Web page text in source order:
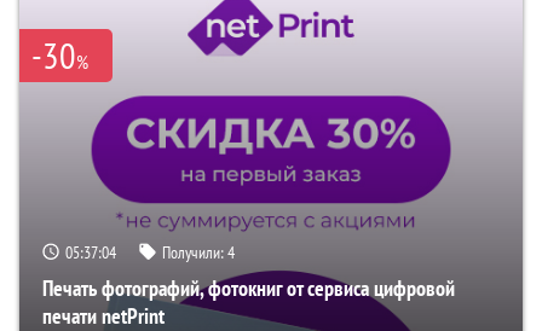
-30%
05:37:03 Получили:4
Печать фотографий, фотокниг от сервиса цифровой
печати netPrint